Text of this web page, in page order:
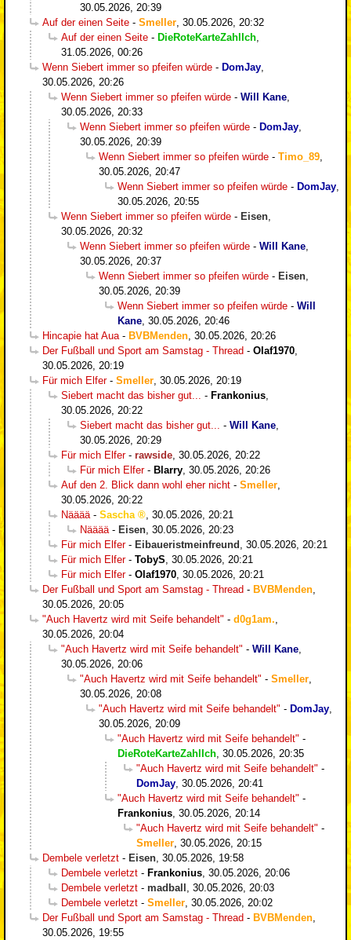
30.05.2026, 20:39
Auf der einen Seite - Smeller 30.05.2026, 20:32
Auf der einen Seite - DieRoteKarteZahlIch
31.05.2026, 00:26
Wenn Siebert immer so pfeifen würde - DomJay
30.05.2026, 20:26
Wenn Siebert immer so pfeifen würde - Will Kane
30.05.2026, 20:33
Wenn Siebert immer so pfeifen würde - DomJay
30.05.2026, 20:39
Wenn Siebert immer so pfeifen würde - Timo_89
30.05.2026, 20:47
Wenn Siebert immer so pfeifen würde - DomJay
30.05.2026, 20:55
Wenn Siebert immer so pfeifen würde - Eisen
30.05.2026, 20:32
Wenn Siebert immer so pfeifen würde - Will Kane
30.05.2026, 20:37
Wenn Siebert immer so pfeifen würde - Eisen
30.05.2026, 20:39
Wenn Siebert immer so pfeifen würde - Will
Kane 30.05.2026, 20:46
Hincapie hat Aua - BVBMenden 30.05.2026, 20:26
Der Fußball und Sport am Samstag - Thread - Olaf1970
30.05.2026, 20:19
Für mich Elfer- Smeller 30.05.2026, 20:19
Siebert macht das bisher gut...
- Frankonius
30.05.2026, 20:22
Siebert macht das bisher gut...
- Will Kane
30.05.2026, 20:29
Für mich Elfer- rawside 30.05.2026, 20:22
Für mich Elfer- Blarry 30.05.2026, 20:26
Auf den 2. Blick dann wohl eher nicht - Smeller
30.05.2026, 20:22
Nääää - Sascha
30.05.2026, 20:21
Nääää - Eisen 30.05.2026, 20:23
Für mich Elfer- Eibaueristmeinfreund
30.05.2026, 20:21
Für mich Elfer- TobyS 30.05.2026, 20:21
Für mich Elfer- Olaf1970 30.05.2026, 20:21
Der Fußball und Sport am Samstag - Thread - BVBMenden
30.05.2026, 20:05
"Auch Havertz wird mit Seife behandelt" - d0g1am.
30.05.2026, 20:04
"Auch Havertz wird mit Seife behandelt" - Will Kane
30.05.2026, 20:06
"Auch Havertz wird mit Seife behandelt" - Smeller
30.05.2026, 20:08
"Auch Havertz wird mit Seife behandelt" - DomJay
30.05.2026, 20:09
"Auch Havertz wird mit Seife behandelt" -
DieRoteKarteZahlIch 30.05.2026, 20:35
"Auch Havertz wird mit Seife behandelt" -
DomJay 30.05.2026, 20:41
"Auch Havertz wird mit Seife behandelt" -
Frankonius 30.05.2026, 20:14
"Auch Havertz wird mit Seife behandelt" -
Smeller 30.05.2026, 20:15
Dembele verletzt - Eisen 30.05.2026, 19:58
Dembele verletzt - Frankonius 30.05.2026, 20:06
Dembele verletzt - madball
30.05.2026, 20:03
Dembele verletzt - Smeller 30.05.2026, 20:02
Der Fußball und Sport am Samstag - Thread - BVBMenden
30.05.2026, 19:55